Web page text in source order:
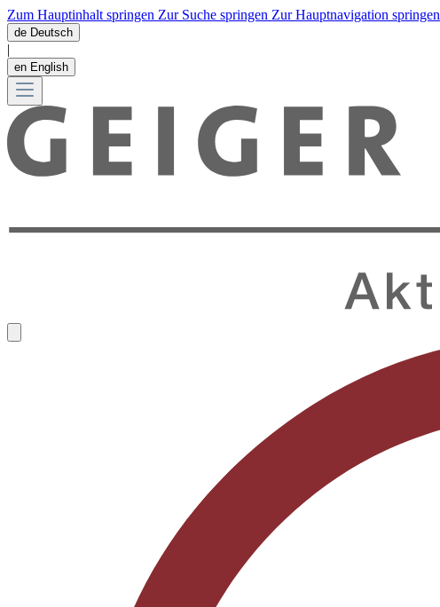
Zum Hauptinhalt springen Zur Suche springen Zur Hauptnavigation springen
de Deutsch
|
en English